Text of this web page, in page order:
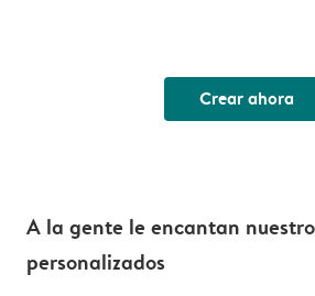
Crear ahora
A la gente le encantan
personalizados